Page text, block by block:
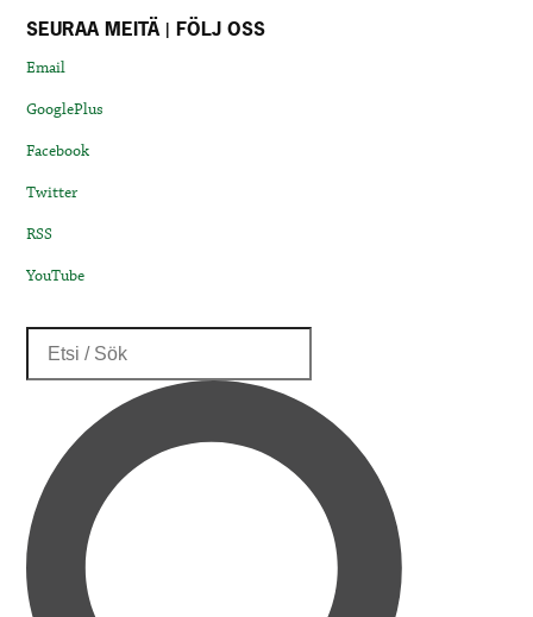
SEURAA MEITÄ | FÖLJ OSS
Email
GooglePlus
Facebook
Twitter
RSS
YouTube